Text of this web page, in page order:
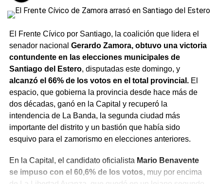
El hat-trick no fue el único hito de la noche. Este fue el
participación consecutiva—2006, 2010, 2014, 2018,
2022 y 2026—. Nadie antes había jugado seisCopas del
Mundo. Y en todas marcó al menos un gol. Diario de
Morelos
Los goles llegaron exactamente veinte años después del
día en que Messi debutó con Argentina en unMundial
un partido contra Serbia y Montenegro en Alemania 2006,
en el que también marcó. La simetría de la historia no
podría haber sido más perfecta. Además, el rosarino
hasta 120 su cuenta goleadora con la Albiceleste.
El Frente Cívico por Santiago, la coalición que lidera el
senador nacional Gerardo Zamora, obtuvo una victoria
contundente en las elecciones municipales de
Santiago del Estero, disputadas este domingo, y
alcanzó el 66% de los votos en el total provincial.El
espacio, que gobierna la provincia desde hace más de
dos décadas, ganó en la Capital y recuperó la
intendencia de La Banda, la segunda ciudad más
importante del distrito y un bastión que había sido
esquivo para el zamorismo en elecciones anteriores.
En la Capital, el candidato oficialista Mario Benavente
se impuso con el 60,6% de los votos,muy por encima